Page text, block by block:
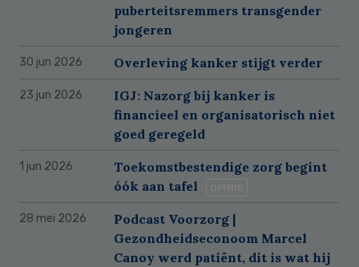
puberteitsremmers transgender
jongeren
30 jun 2026 Overleving kanker stijgt verder
23 jun 2026
IGJ: Nazorg bij kanker is
financieel en organisatorisch niet
goed geregeld
1 jun 2026
Toekomstbestendige zorg begint
óók aan tafel
28 mei 2026
Podcast Voorzorg |
Gezondheidseconoom Marcel
Canoy werd patiënt, dit is wat hij